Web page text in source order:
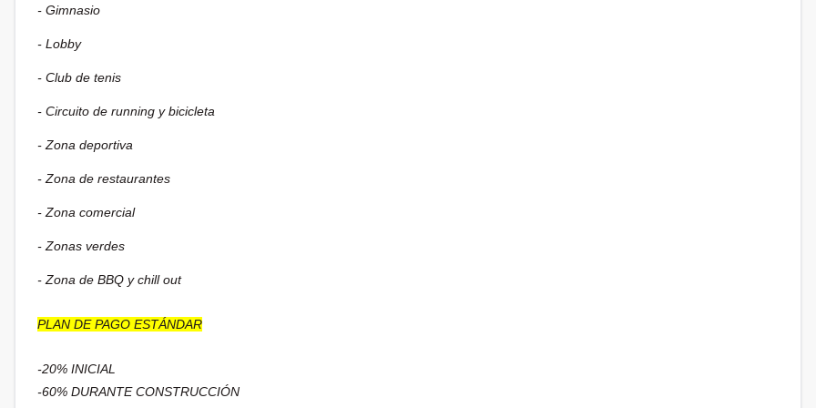
- Gimnasio
- Lobby
- Club de tenis
- Circuito de running y bicicleta
- Zona deportiva
- Zona de restaurantes
- Zona comercial
- Zonas verdes
- Zona de BBQ y chill out
PLAN DE PAGO ESTÁNDAR
-20% INICIAL
-60% DURANTE CONSTRUCCIÓN